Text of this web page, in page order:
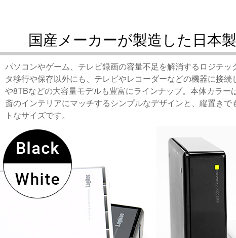
国産メーカーが製造した日本
パソコンやゲーム、テレビ録画の容量不足を解消するロジテ
タ移行や保存以外にも、テレビやレコーダーなどの機器に接
や8TBなどの大容量モデルも豊富にラインナップ。本体カラ
斎のインテリアにマッチするシンプルなデザインと、縦置き
トなサイズです。